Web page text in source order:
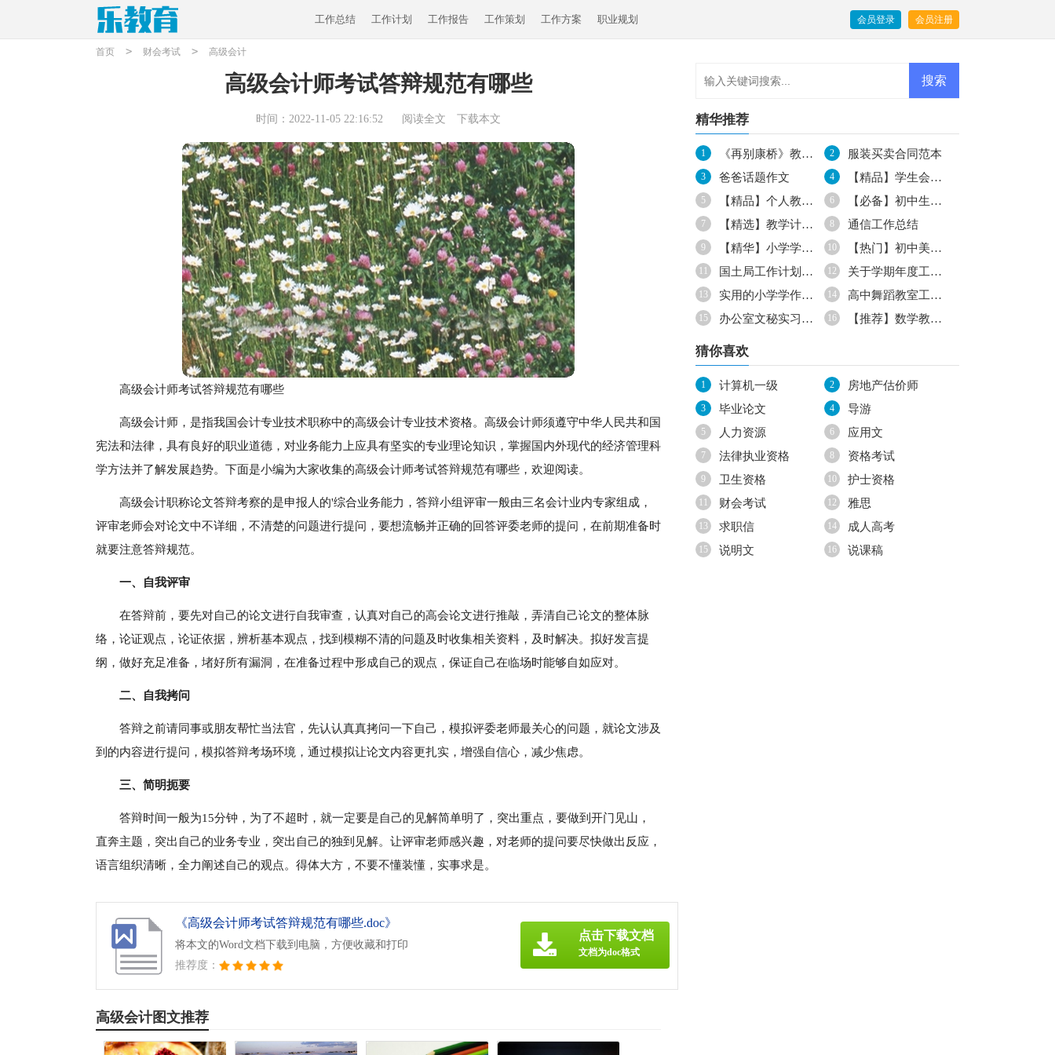
工作总结 工作计划 工作报告 工作策划 工作方案 职业规划 会员登录 会员注册
首页 > 财会考试 > 高级会计
高级会计师考试答辩规范有哪些
时间：2022-11-05 22:16:52 阅读全文 下载本文
高级会计师考试答辩规范有哪些
高级会计师，是指我国会计专业技术职称中的高级会计专业技术资格。高级会计师须遵守中华人民共和国
宪法和法律，具有良好的职业道德，对业务能力上应具有坚实的专业理论知识，掌握国内外现代的经济管理科
学方法并了解发展趋势。下面是小编为大家收集的高级会计师考试答辩规范有哪些，欢迎阅读。
高级会计职称论文答辩考察的是申报人的'综合业务能力，答辩小组评审一般由三名会计业内专家组成，
评审老师会对论文中不详细，不清楚的问题进行提问，要想流畅并正确的回答评委老师的提问，在前期准备时
就要注意答辩规范。
一、自我评审
在答辩前，要先对自己的论文进行自我审查，认真对自己的高会论文进行推敲，弄清自己论文的整体脉
络，论证观点，论证依据，辨析基本观点，找到模糊不清的问题及时收集相关资料，及时解决。拟好发言提
纲，做好充足准备，堵好所有漏洞，在准备过程中形成自己的观点，保证自己在临场时能够自如应对。
二、自我拷问
答辩之前请同事或朋友帮忙当法官，先认认真真拷问一下自己，模拟评委老师最关心的问题，就论文涉及
到的内容进行提问，模拟答辩考场环境，通过模拟让论文内容更扎实，增强自信心，减少焦虑。
三、简明扼要
答辩时间一般为15分钟，为了不超时，就一定要是自己的见解简单明了，突出重点，要做到开门见山，
直奔主题，突出自己的业务专业，突出自己的独到见解。让评审老师感兴趣，对老师的提问要尽快做出反应，
语言组织清晰，全力阐述自己的观点。得体大方，不要不懂装懂，实事求是。
《高级会计师考试答辩规范有哪些.doc》
将本文的Word文档下载到电脑，方便收藏和打印
推荐度：
点击下载文档
文档为doc格式
高级会计图文推荐
精华推荐
1 《再别康桥》教学反思 2 服装买卖合同范本
3 爸爸话题作文 4 【精品】学生会生活部工作计划4篇
5 【精品】个人教学计划汇编5篇 6 【必备】初中生周记3篇
7 【精选】教学计划范文7篇 8 通信工作总结
9 【精华】小学学作文700字集锦5篇 10 【热门】初中美术教学工作计划3篇
11 国土局工作计划合集5篇 12 关于学期年度工作计划四篇
13 实用的小学学作文400字合集八篇 14 高中舞蹈教室工作计划范文
15 办公室文秘实习报告 16 【推荐】数学教学计划6篇
猜你喜欢
1 计算机一级 2 房地产估价师
3 毕业论文 4 导游
5 人力资源 6 应用文
7 法律执业资格 8 资格考试
9 卫生资格 10 护士资格
11 财会考试 12 雅思
13 求职信 14 成人高考
15 说明文 16 说课稿